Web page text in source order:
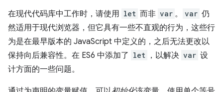
在现代代码库中工作时，请使用 let 而非 var 。 var 仍
然适用于现代浏览器，但它具有一些不直观的行为，这些行
为是在最早版本的 JavaScript 中定义的，之后无法更改以
保持向后兼容性。在 ES6 中添加了 let ，以解决 var 设
计方面的一些问题。